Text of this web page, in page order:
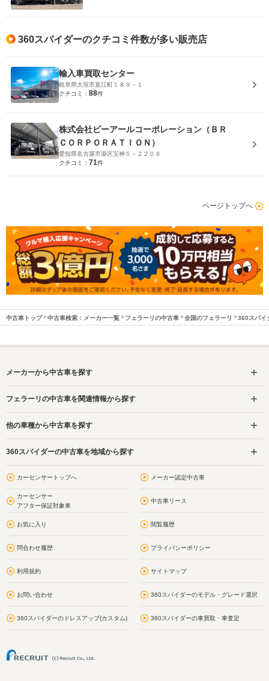
360スパイダーのクチコミ件数が多い販売店
輸入車買取センター
岐阜県大垣市直江町１８９－１
クチコミ： 88件
株式会社ビーアールコーポレーション（ＢＲ
ＣＯＲＰＯＲＡＴＩＯＮ）
愛知県名古屋市港区宝神５－２２０６
クチコミ： 71件
ページトップへ
中古車トップ 中古車検索：メーカー一覧 フェラーリの中古車 全国のフェラーリ 360スパイ
メーカーから中古車を探す
フェラーリの中古車を関連情報から探す
他の車種から中古車を探す
360スパイダーの中古車を地域から探す
カーセンサートップへ メーカー認定中古車
カーセンサー
アフター保証対象車
中古車リース
お気に入り 閲覧履歴
問合わせ履歴 プライバシーポリシー
利用規約 サイトマップ
お問い合わせ 360スパイダーのモデル・グレード選択
360スパイダーのドレスアップ(カスタム) 360スパイダーの車買取・車査定